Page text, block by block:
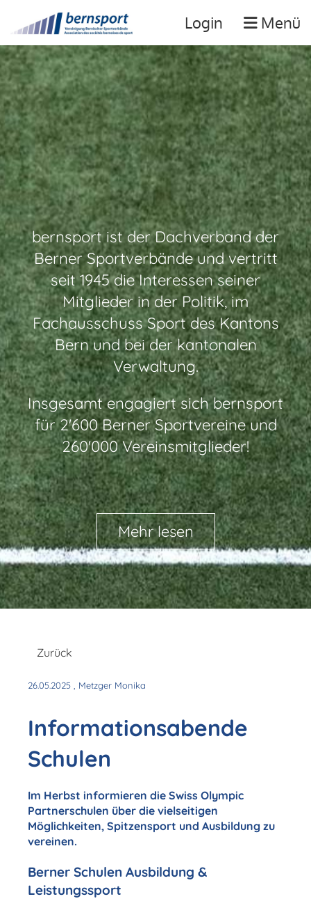
Login Menü
bernsport ist der Dachverband der
Berner Sportverbände und vertritt
seit 1945 die Interessen seiner
Mitglieder in der Politik, im
Fachausschuss Sport des Kantons
Bern und bei der kantonalen
Verwaltung.
Insgesamt engagiert sich bernsport
für 2'600 Berner Sportvereine und
260'000 Vereinsmitglieder!
Mehr lesen
Zurück
26.05.2025 , Metzger Monika
Informationsabende
Schulen
Im Herbst informieren die Swiss Olympic
Partnerschulen über die vielseitigen
Möglichkeiten, Spitzensport und Ausbildung zu
vereinen.
Berner Schulen Ausbildung &
Leistungssport